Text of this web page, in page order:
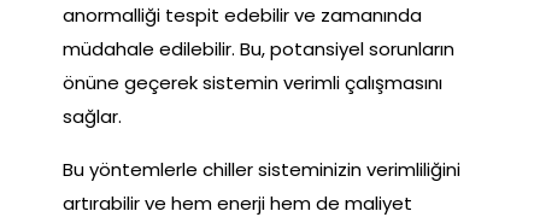
anormalliği tespit edebilir ve zamanında
müdahale edilebilir. Bu, potansiyel sorunların
önüne geçerek sistemin verimli çalışmasını
sağlar.
Bu yöntemlerle chiller sisteminizin verimliliğini
artırabilir ve hem enerji hem de maliyet